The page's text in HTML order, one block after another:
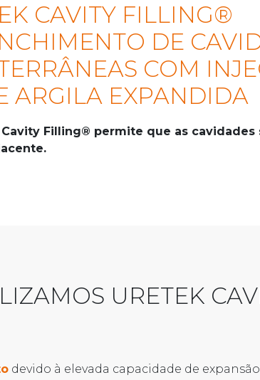
CAVITY FILLING®
DE
COM
ARGILA EXPANDIDA
Filling® permite que as
URETEK
devido à elevada capacidade de